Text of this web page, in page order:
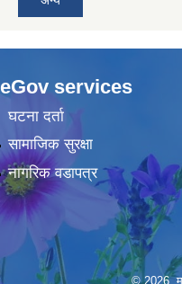
eGov services
घटना दर्ता
सामाजिक सुरक्षा
नागरिक वडापत्र
© 2026